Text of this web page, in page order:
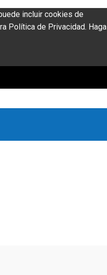
incluir cookies de
Política de Privacidad. Haga